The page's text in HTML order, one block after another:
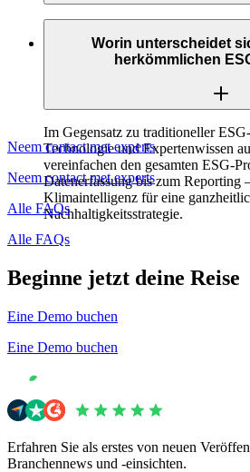
Greenly unterstützt zahlreiche
darunter CSRD, SFDR, ISSB,
können exportfertige Berichte
Worin unterscheidet
herkömmlichen
Im Gegensatz zu traditioneller
Technologie und Expertenwissen
vereinfachen den gesamten ESG-
Datenerfassung bis zum Reporting
Klimaintelligenz für eine
Nachhaltigkeitsstrategie.
Neem contact met experts
Neem contact met experts
Alle FAQs
Alle FAQs
Beginne jetzt deine Reise
Eine Demo buchen
Eine Demo buchen
Erfahren Sie als erstes von neuen
Branchennews und -einsichten.